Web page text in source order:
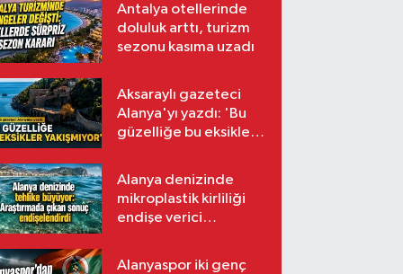
Antalya otellerinde
doluluk arttı, turizm
sezonu kasıma uzadı
Aksaraylı gazeteci
Alanya'yı yazdı: 'Bu
güzelliğe bu eksikler
Alanya denizinde
mikroplastik kirliliği
endişe verici
Alanyaspor iki genç